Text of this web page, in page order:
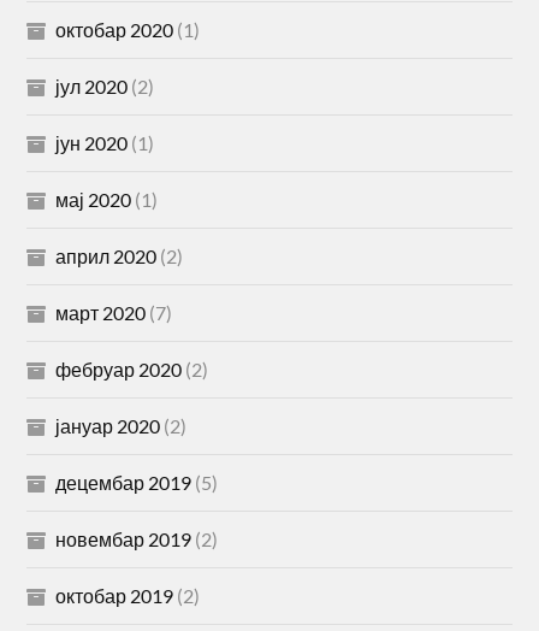
октобар 2020 (1)
јул 2020 (2)
јун 2020 (1)
мај 2020 (1)
април 2020 (2)
март 2020 (7)
фебруар 2020 (2)
јануар 2020 (2)
децембар 2019 (5)
новембар 2019 (2)
октобар 2019 (2)